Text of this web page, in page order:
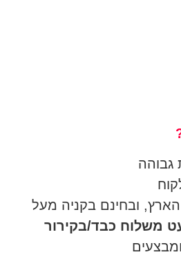
גבוהה
ובחינם בקניה מעל
משלוח כבד/בקירור